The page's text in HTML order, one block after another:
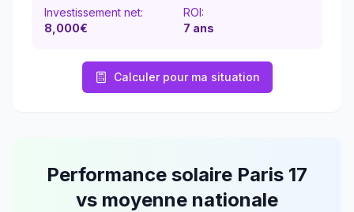
Investissement net:
8,000€
ROI:
7 ans
Calculer pour ma situation
Performance solaire Paris 17
vs moyenne nationale